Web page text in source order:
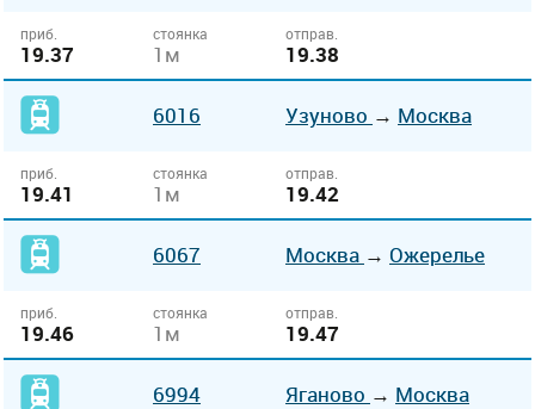
приб.
19.37
стоянка
1м
отправ.
19.38
6016 Узуново → Москва
приб.
19.41
стоянка
1м
отправ.
19.42
6067 Москва → Ожерелье
приб.
19.46
стоянка
1м
отправ.
19.47
6994 Яганово → Москва